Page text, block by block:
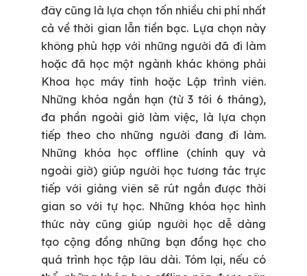
đây cũng là lựa chọn tốn nhiều chi phí nhất
cả về thời gian lẫn tiền bạc. Lựa chọn này
không phù hợp với những người đã đi làm
hoặc đã học một ngành khác không phải
Khoa học máy tính hoặc Lập trình viên.
Những khóa ngắn hạn (từ 3 tới 6 tháng),
đa phần ngoài giờ làm việc, là lựa chọn
tiếp theo cho những người đang đi làm.
Những khóa học offline (chính quy và
ngoài giờ) giúp người học tương tác trực
tiếp với giảng viên sẽ rút ngắn được thời
gian so với tự học. Những khóa học hình
thức này cũng giúp người học dễ dàng
tạo cộng đồng những bạn đồng học cho
quá trình học tập lâu dài. Tóm lại, nếu có